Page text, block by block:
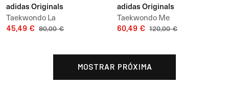
adidas Originals
Taekwondo La
45,49 € 90,00 €
adidas Originals
Taekwondo Me
60,49 € 120,00 €
MOSTRAR PRÓXIMA